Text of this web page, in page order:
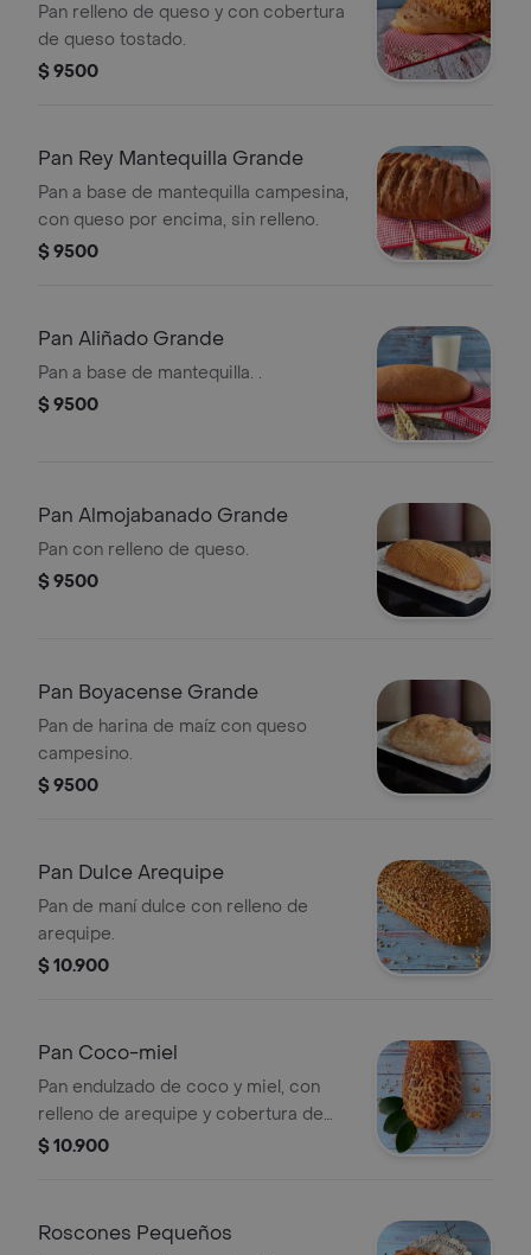
Pan relleno de queso y con cobertura
de queso tostado.
$ 9500
Pan Rey Mantequilla Grande
Pan a base de mantequilla campesina,
con queso por encima, sin relleno.
$ 9500
Pan Aliñado Grande
Pan a base de mantequilla. .
$ 9500
Pan Almojabanado Grande
Pan con relleno de queso.
$ 9500
Pan Boyacense Grande
Pan de harina de maíz con queso
campesino.
$ 9500
Pan Dulce Arequipe
Pan de maní dulce con relleno de
arequipe.
$ 10.900
Pan Coco-miel
Pan endulzado de coco y miel, con
relleno de arequipe y cobertura de
coco tostado.
$ 10.900
Roscones Pequeños